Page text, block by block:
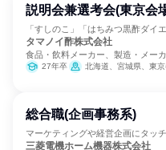
説明会兼選考会(東京会
「すしのこ」「はちみつ黒酢ダイ
タマノイ酢株式会社
食品・飲料メーカー、製造・メー
27年卒 北海道、宮城県、東京都、石川県、愛知県、大阪府、奈良
総合職(企画事務系)
マーケティングや経営企画にタッ
三菱電機ホーム機器株式会社